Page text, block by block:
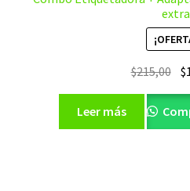
extra
$215,00 El$
Leer más